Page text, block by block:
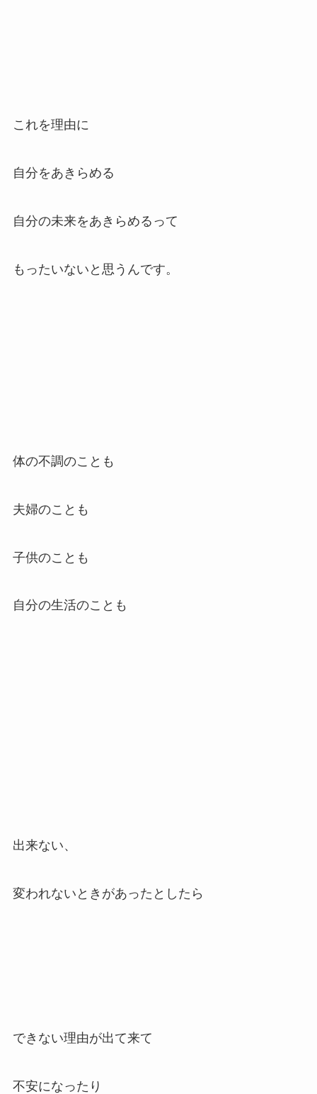
これを理由に
自分をあきらめる
自分の未来をあきらめるって
もったいないと思うんです。
体の不調のことも
夫婦のことも
子供のことも
自分の生活のことも
出来ない、
変われないときがあったとしたら
できない理由が出て来て
不安になったり